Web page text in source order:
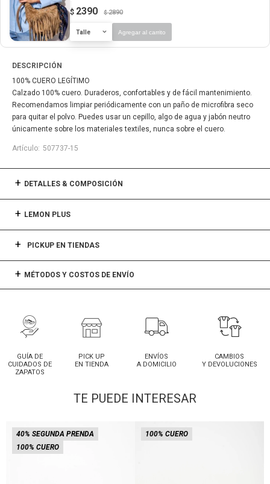
$ 2390 $ 2890
Talle Agregar al carrito
DESCRIPCIÓN
100% CUERO LEGÍTIMO
Calzado 100% cuero. Duraderos, confortables y de fácil mantenimiento.
Recomendamos limpiar periódicamente con un paño de microfibra seco
para quitar el polvo. Puedes usar un cepillo, algo de agua y jabón neutro
únicamente sobre los materiales textiles, nunca sobre el cuero.
507737-15
DETALLES & COMPOSICIÓN
LEMON PLUS
PICKUP EN TIENDAS
MÉTODOS Y COSTOS DE ENVÍO
GUÍA DE
CUIDADOS DE
ZAPATOS
PICK UP
EN TIENDA
ENVÍOS
A DOMICILIO
CAMBIOS
Y DEVOLUCIONES
TE PUEDE INTERESAR
100% CUERO
40% SEGUNDA PRENDA 100% CUERO